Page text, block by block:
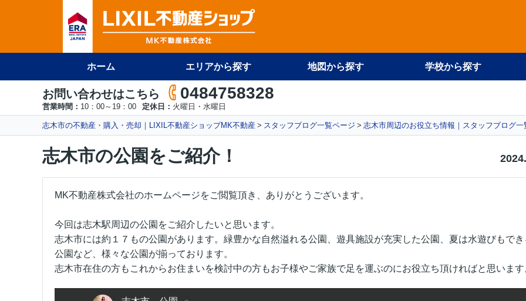
ホーム エリアから探す 地図から探す 学校から探す
お問い合わせはこちら 0484758328
営業時間： 10：00～19：00 定休日： 火曜日・水曜日
志木市の不動産・購入・売却｜LIXIL不動産ショップMK不動産 スタッフブログ一覧ページ 志木市周辺のお役立ち情報｜スタッフブログ一
志木市の公園をご紹介！
MK不動産株式会社のホームページをご閲覧頂き、ありがとうございます。
今回は志木駅周辺の公園をご紹介したいと思います。
志木市には約１７もの公園があります。緑豊かな自然溢れる公園、遊具施設が充実した公園、夏は水遊びもでき
公園など、様々な公園が揃っております。
志木市在住の方もこれからお住まいを検討中の方もお子様やご家族で足を運ぶのにお役立ち頂ければと思います